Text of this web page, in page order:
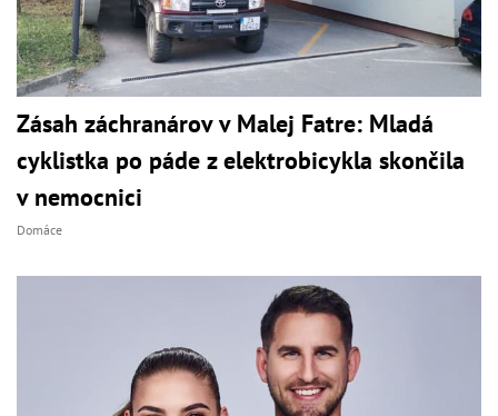
Zásah záchranárov v Malej Fatre: Mladá
cyklistka po páde z elektrobicykla skončila
v nemocnici
Domáce